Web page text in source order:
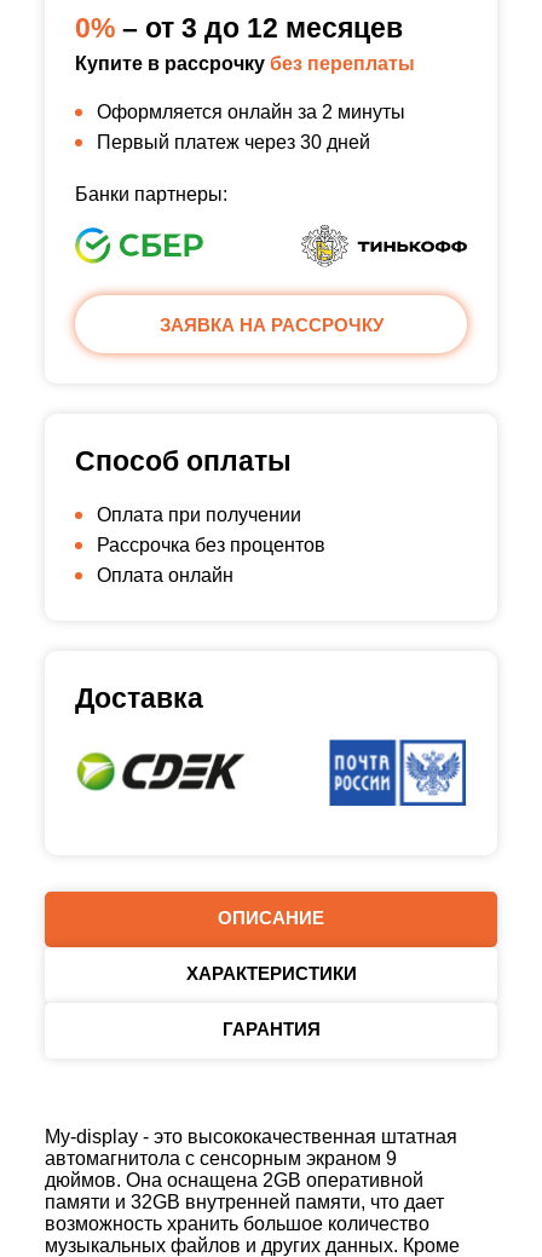
ОПИСАНИЕ
ХАРАКТЕРИСТИКИ
ГАРАНТИЯ
My-display - это высококачественная штатная
автомагнитола с сенсорным экраном 9
дюймов. Она оснащена 2GB оперативной
памяти и 32GB внутренней памяти, что дает
возможность хранить большое количество
музыкальных файлов и других данных. Кроме
0% – от 3 до 12 месяцев
Купите в рассрочку без переплаты
Оформляется онлайн за 2 минуты
Первый платеж через 30 дней
Банки партнеры:
ЗАЯВКА НА РАССРОЧКУ
Способ оплаты
Оплата при получении
Рассрочка без процентов
Оплата онлайн
Доставка